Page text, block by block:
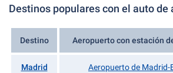
Destinos populares con el auto de
Destino Aeropuerto con estación
Madrid Aeropuerto de Madrid-